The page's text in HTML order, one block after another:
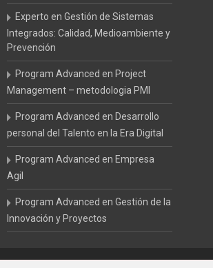
Experto en Gestión de Sistemas
Integrados: Calidad, Medioambiente y
Prevención
Program Advanced en Project
Management – metodologia PMI
Program Advanced en Desarrollo
personal del Talento en la Era Digital
Program Advanced en Empresa
Agil
Program Advanced en Gestión de la
Innovación y Proyectos